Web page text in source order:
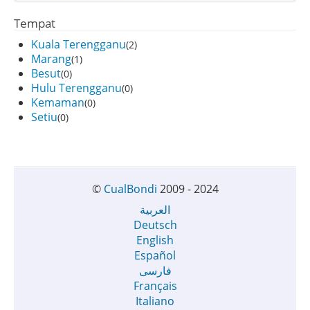
Tempat
Kuala Terengganu(2)
Marang(1)
Besut(0)
Hulu Terengganu(0)
Kemaman(0)
Setiu(0)
© CualBondi 2009 - 2024
العربية
Deutsch
English
Español
فارسی
Français
Italiano